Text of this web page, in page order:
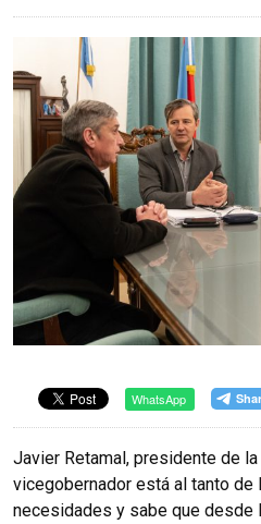
WhatsApp
Javier Retamal, presidente de
vicegobernador está al tanto de
necesidades y sabe que desde